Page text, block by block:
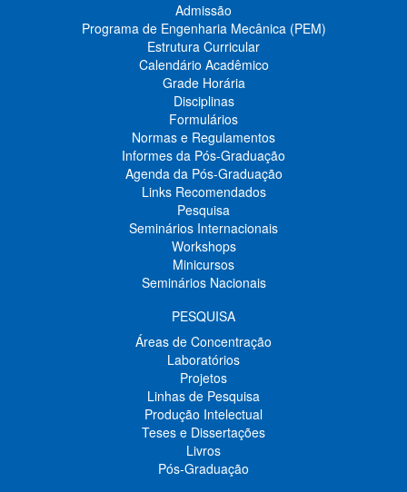
Admissão
Programa de Engenharia Mecânica (PEM)
Estrutura Curricular
Calendário Acadêmico
Grade Horária
Disciplinas
Formulários
Normas e Regulamentos
Informes da Pós-Graduação
Agenda da Pós-Graduação
Links Recomendados
Pesquisa
Seminários Internacionais
Workshops
Minicursos
Seminários Nacionais
PESQUISA
Áreas de Concentração
Laboratórios
Projetos
Linhas de Pesquisa
Produção Intelectual
Teses e Dissertações
Livros
Pós-Graduação